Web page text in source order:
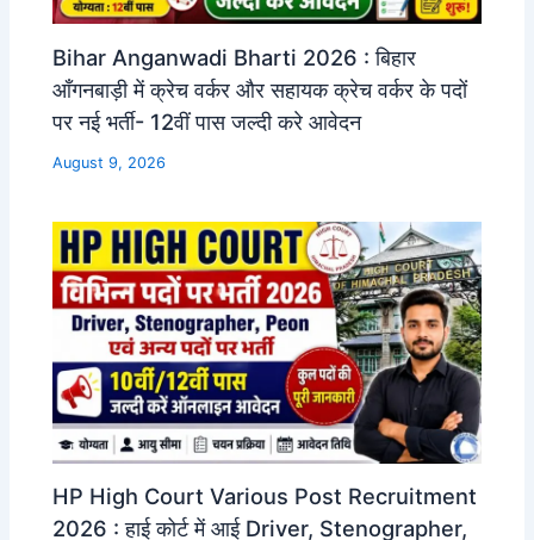
Bihar Anganwadi Bharti 2026 : बिहार
आँगनबाड़ी में क्रेच वर्कर और सहायक क्रेच वर्कर के पदों
पर नई भर्ती- 12वीं पास जल्दी करे आवेदन
August 9, 2026
HP High Court Various Post Recruitment
2026 : हाई कोर्ट में आई Driver, Stenographer,